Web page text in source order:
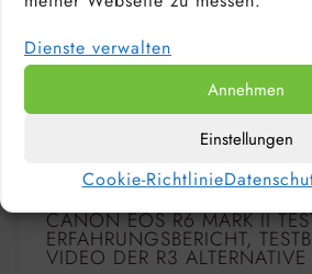
Dienste verwalten
Annehmen
Einstellungen
Cookie-Richtlinie
CANON EOS R6 MARK II
ERFAHRUNGSBERICHT,
VIDEO DER R3 ALTERNATIVE